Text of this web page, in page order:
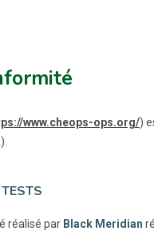
www.cheops-ops.org/)
réalisé par Black Meridian